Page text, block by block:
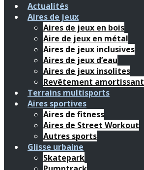
Actualités
Aires de jeux
Aires de jeux en bois
Aire de jeux en métal
Aires de jeux inclusives
Aires de jeux d’eau
Aires de jeux insolites
Revêtement amortissant
Terrains multisports
Aires sportives
Aires de fitness
Aires de Street Workout
Autres sports
Glisse urbaine
Skatepark